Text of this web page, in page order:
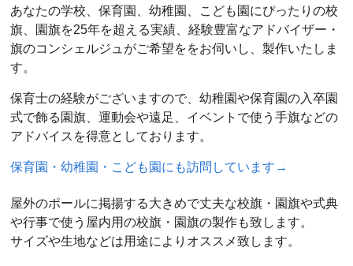
あなたの学校、保育園、幼稚園、こども園にぴったりの校
旗、園旗を25年を超える実績、経験豊富なアドバイザー・
旗のコンシェルジュがご希望ををお伺いし、製作いたしま
す。
保育士の経験がございますので、幼稚園や保育園の入卒園
式で飾る園旗、運動会や遠足、イベントで使う手旗などの
アドバイスを得意としております。
保育園・幼稚園・こども園にも訪問しています→
屋外のポールに掲揚する大きめで丈夫な校旗・園旗や式典
や行事で使う屋内用の校旗・園旗の製作も致します。
サイズや生地などは用途によりオススメ致します。